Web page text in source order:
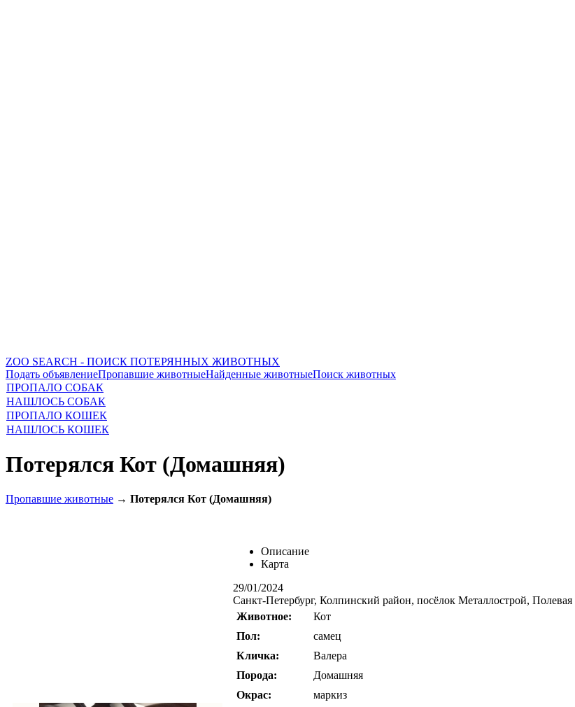
ZOO SEARCH - ПОИСК ПОТЕРЯННЫХ ЖИВОТНЫХ
Подать объявлениеПропавшие животныеНайденные животныеПоиск животных
ПРОПАЛО СОБАК
НАШЛОСЬ СОБАК
ПРОПАЛО КОШЕК
НАШЛОСЬ КОШЕК
Потерялся Кот (Домашняя)
Пропавшие животные → Потерялся Кот (Домашняя)
Описание
Карта
29/01/2024
Санкт-Петербург, Колпинский район, посёлок Металлострой, Полевая
Животное:
Кот
Пол:
самец
Кличка:
Валера
Порода:
Домашняя
Окрас:
маркиз